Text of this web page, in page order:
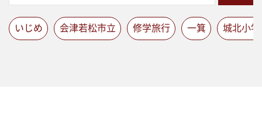
いじめ 会津若松市立 修学旅行 一箕 城北小